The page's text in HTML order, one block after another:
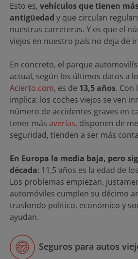
Esto es, vehículos que tienen
antigüedad y que circulan
nuestras carreteras. Y es que el
viejos en nuestro país no deja de
En concreto, el parque
actual, según los últimos datos a
Acierto.com, es de 13,5 años. Con
implica: los coches viejos se ven
número de accidentes graves en
tener más averías, disponen de
seguridad, tienden a ser más
En Europa la media baja, pero
década: 11,5 años es la edad de
Los problemas empiezan,
automóviles cumplen su décimo
trasfondo político, económico y
ayudan.
Seguros para autos